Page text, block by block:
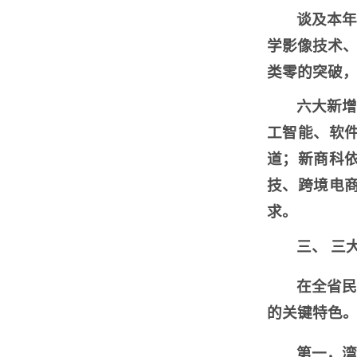
谈及本
学影像技术
类零的突破
六大新
工智能、软
道；新商科
技、跨境电
求。
三、 三
在全省
的关键特色。
第一，